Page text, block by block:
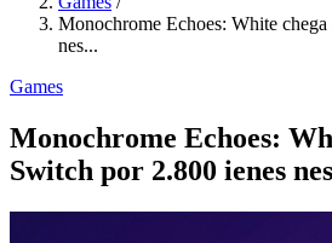
Monochrome Echoes: White
nes...
Games
Monochrome Echoes:
Switch por 2.800 ienes